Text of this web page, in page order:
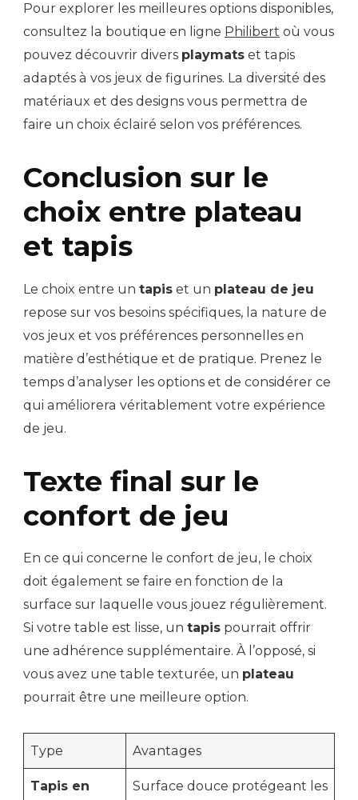
Pour explorer les meilleures options disponibles,
consultez la boutique en ligne Philibert où vous
pouvez découvrir divers playmats et tapis
adaptés à vos jeux de figurines. La diversité des
matériaux et des designs vous permettra de
faire un choix éclairé selon vos préférences.
Conclusion sur le
choix entre plateau
et tapis
Le choix entre un tapis et un plateau de jeu
repose sur vos besoins spécifiques, la nature de
vos jeux et vos préférences personnelles en
matière d’esthétique et de pratique. Prenez le
temps d’analyser les options et de considérer ce
qui améliorera véritablement votre expérience
de jeu.
Texte final sur le
confort de jeu
En ce qui concerne le confort de jeu, le choix
doit également se faire en fonction de la
surface sur laquelle vous jouez régulièrement.
Si votre table est lisse, un tapis pourrait offrir
une adhérence supplémentaire. À l’opposé, si
vous avez une table texturée, un plateau
pourrait être une meilleure option.
Type Avantages
Tapis en
Surface douce protégeant les